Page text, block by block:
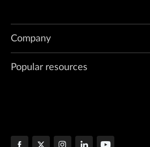
Company
Popular resources